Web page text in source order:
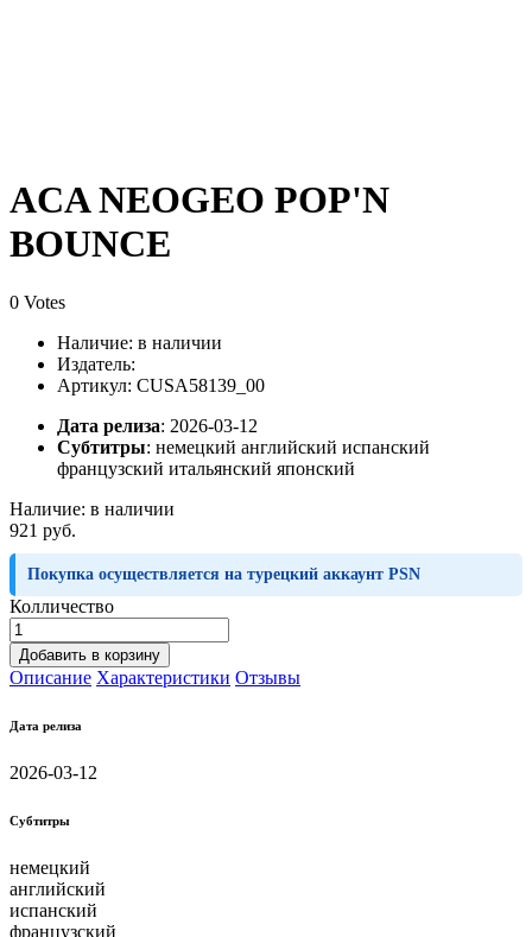
ACA NEOGEO POP'N
BOUNCE
0 Votes
Наличие: в наличии
Издатель:
Артикул: CUSA58139_00
Дата релиза: 2026-03-12
Субтитры: немецкий английский испанский
французский итальянский японский
Наличие: в наличии
921 руб.
Покупка осуществляется на турецкий аккаунт PSN
Колличество
Добавить в корзину
Описание Характеристики Отзывы
Дата релиза
2026-03-12
Субтитры
немецкий
английский
испанский
французский